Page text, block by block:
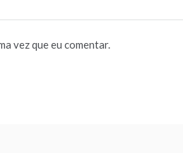
vez que eu comentar.